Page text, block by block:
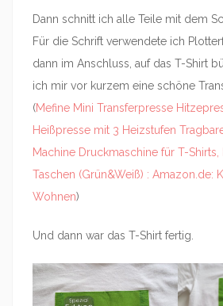
Dann schnitt ich alle Teile mit dem
Für die Schrift verwendete ich
dann im Anschluss, auf das T-Shirt
ich mir vor kurzem eine schöne
(Mefine Mini Transferpresse
Heißpresse mit 3 Heizstufen
Machine Druckmaschine für T-Shirts,
Taschen (Grün&Weiß) : Amazon.de:
Wohnen)
Und dann war das T-Shirt fertig.